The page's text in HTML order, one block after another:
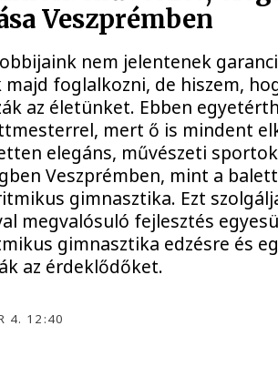
Veszprémben
nem jelentenek
foglalkozni, de hiszem,
az életünket. Ebben
mert ő is mindent
elegáns, művészeti
Veszprémben, mint a
gimnasztika. Ezt
megvalósuló fejlesztés
gimnasztika edzésre és
az érdeklődőket.
4. 12:40